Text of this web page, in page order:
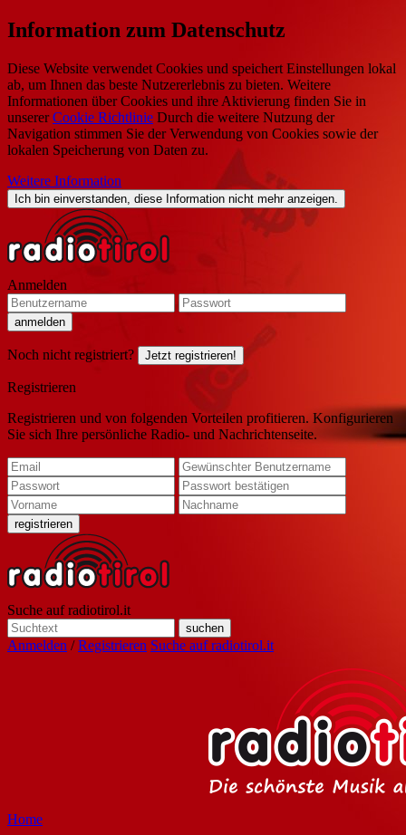
Information zum Datenschutz
Diese Website verwendet Cookies und speichert Einstellungen lokal
ab, um Ihnen das beste Nutzererlebnis zu bieten. Weitere
Informationen über Cookies und ihre Aktivierung finden Sie in
unsererCookie Richtlinie Durch die weitere Nutzung der
Navigation stimmen Sie der Verwendung von Cookies sowie der
lokalen Speicherung von Daten zu.
Weitere Information
Ich bin einverstanden, diese Information nicht mehr anzeigen.
Anmelden
Noch nicht registriert? Jetzt registrieren!
Registrieren
Registrieren und von folgenden Vorteilen profitieren. Konfigurieren
Sie sich Ihre persönliche Radio- und Nachrichtenseite.
Suche auf radiotirol.it
Anmelden /Registrieren Suche auf radiotirol.it
Home